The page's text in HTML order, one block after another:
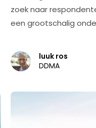
zoek naar
een grootschalig
luuk ros
DDMA